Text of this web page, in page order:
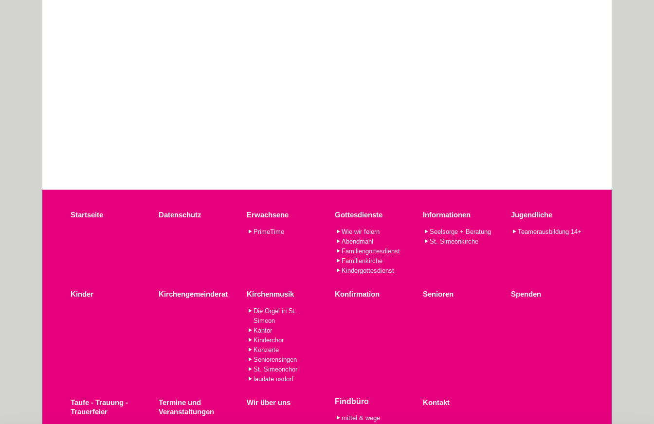
Startseite Datenschutz Erwachsene
PrimeTime
Gottesdienste
Wie wir feiern
Abendmahl
Familiengottesdienst
Familienkirche
Kindergottesdienst
Informationen
Seelsorge + Beratung
St. Simeonkirche
Jugendliche
Teamerausbildung 14+
Kinder Kirchengemeinderat Kirchenmusik
Die Orgel in St.
Simeon
Kantor
Kinderchor
Konzerte
Seniorensingen
St. Simeonchor
laudate.osdorf
Konfirmation Senioren Spenden
Taufe - Trauung -
Trauerfeier
Termine und
Veranstaltungen
Wir über uns Findbüro
mittel & wege
Kontakt